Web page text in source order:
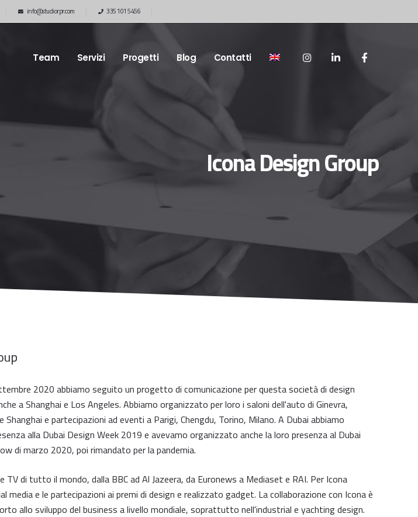
info@studiorpr.com 335 101 5456
Team Servizi Progetti Blog Contatti
Icona Design Group
2020 abbiamo seguito un progetto di comunicazione per questa società di design
a Shanghai e Los Angeles. Abbiamo organizzato per loro i saloni dell'auto di Ginevra,
Shanghai e partecipazioni ad eventi a Parigi, Chengdu, Torino, Milano. A Dubai abbiamo
alla Dubai Design Week 2019 e avevamo organizzato anche la loro presenza al Dubai
di marzo 2020, poi rimandato per la pandemia.
TV di tutto il mondo, dalla BBC ad Al Jazeera, da Euronews a Mediaset e RAI. Per Icona
media e le partecipazioni ai premi di design e realizzato gadget. La collaborazione con Icona è
allo sviluppo del business a livello mondiale, soprattutto nell'industrial e yachting design.